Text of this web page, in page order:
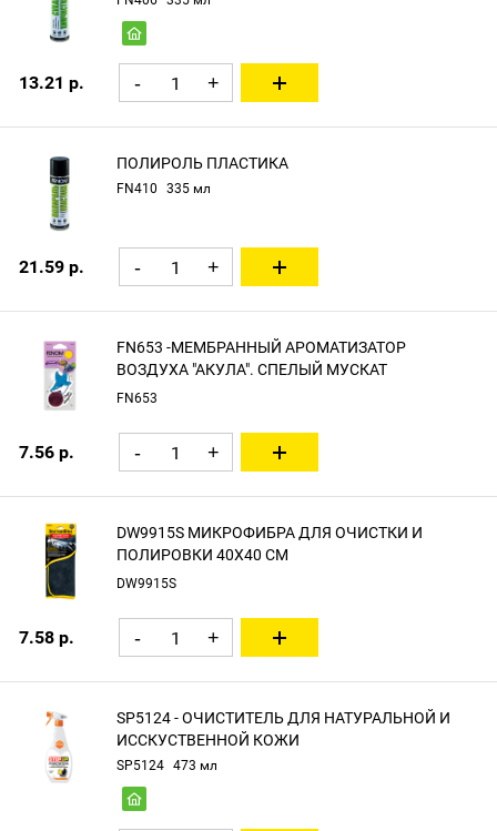
13.21 р. - +
ПОЛИРОЛЬ ПЛАСТИКА
FN410 335 мл
21.59 р. - +
FN653 -МЕМБРАННЫЙ АРОМАТИЗАТОР
ВОЗДУХА "АКУЛА". СПЕЛЫЙ МУСКАТ
FN653
7.56 р. - +
DW9915S МИКРОФИБРА ДЛЯ ОЧИСТКИ И
ПОЛИРОВКИ 40X40 СМ
DW9915S
7.58 р. - +
SP5124 - ОЧИСТИТЕЛЬ ДЛЯ НАТУРАЛЬНОЙ И
ИССКУСТВЕННОЙ КОЖИ
SP5124 473 мл